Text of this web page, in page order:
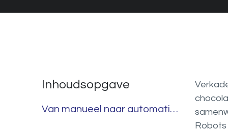
Inhoudsopgave
Van manueel naar automatisch
Robots